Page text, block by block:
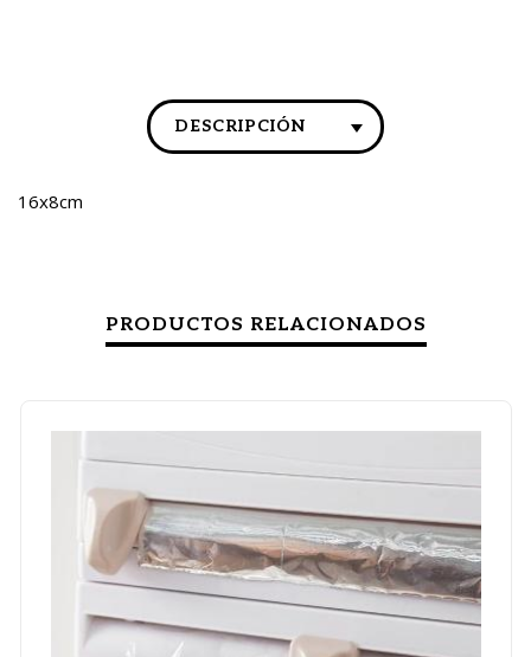
DESCRIPCIÓN
16x8cm
PRODUCTOS RELACIONADOS